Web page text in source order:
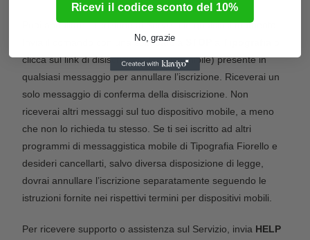
Puoi annullare l’iscrizione al Servizio in qualsiasi momento.
Invia il comando con una sola parola
clicca sul link di disiscrizione (se disponibile) presente in
qualsiasi messaggio per annullare l’iscrizione. Riceverai un
solo messaggio di conferma della disiscrizione. Non
riceverai altri messaggi sul tuo dispositivo mobile, a meno
che non lo richieda tu stesso. Se ti sei iscritto ad altri
programmi di messaggistica mobile di Tipografia Fiorello e
desideri cancellarti, salvo diversa disposizione di legge,
dovrai annullare l’iscrizione separatamente seguendo le
istruzioni fornite nei rispettivi termini per dispositivi mobili.
Per ricevere supporto o assistenza sul Servizio, invia HELP
Ricevi il codice sconto del 10%
No, grazie